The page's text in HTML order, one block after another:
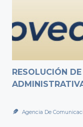
RESOLUCIÓN
Agencia De